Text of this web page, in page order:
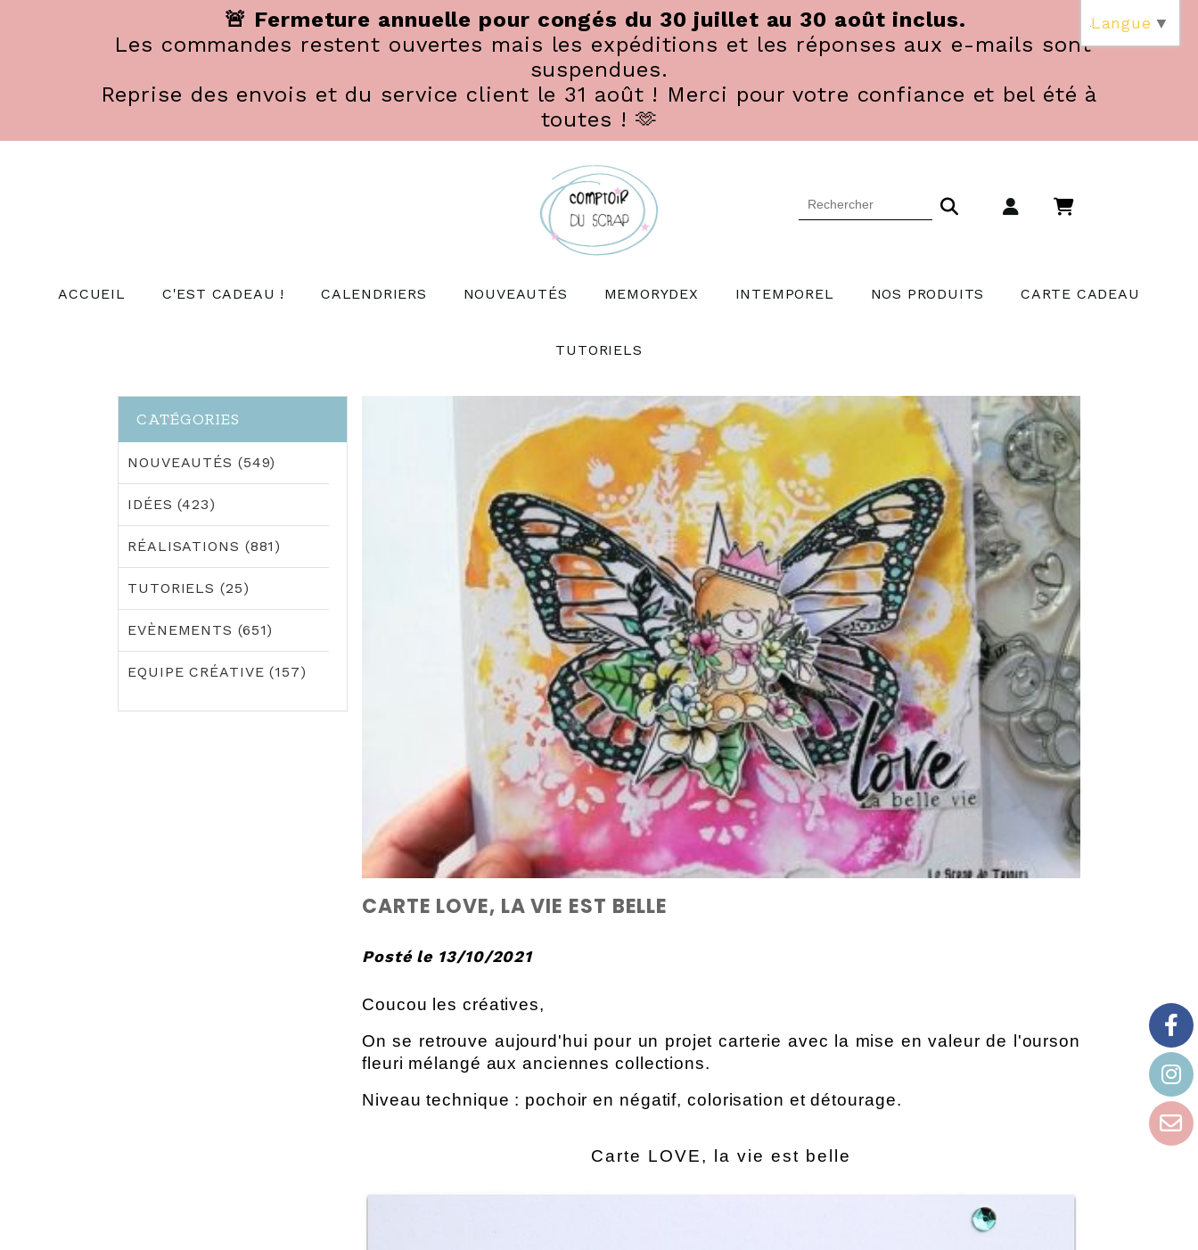
🚨 Fermeture annuelle pour congés du 30 juillet au 30 août inclus.
Les commandes restent ouvertes mais les expéditions et les réponses aux e-mails sont
suspendues.
Reprise des envois et du service client le 31 août ! Merci pour votre confiance et bel été à
toutes ! 🫶
ACCUEIL C'EST CADEAU ! CALENDRIERS NOUVEAUTÉS MEMORYDEX INTEMPOREL NOS PRODUITS CARTE CADEAU
TUTORIELS
CARTE LOVE, LA VIE EST BELLE
Posté le 13/10/2021
Coucou les créatives,
On se retrouve aujourd'hui pour un projet carterie avec la mise en valeur de l'ourson
fleuri mélangé aux anciennes collections.
Niveau technique : pochoir en négatif, colorisation et détourage.
Carte LOVE, la vie est belle
CATÉGORIES
NOUVEAUTÉS (549)
IDÉES (423)
RÉALISATIONS (881)
TUTORIELS (25)
EVÈNEMENTS (651)
EQUIPE CRÉATIVE (157)
Langue ▼